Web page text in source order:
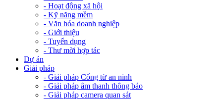
- Hoạt động xã hội
- Kỹ năng mềm
- Văn hóa doanh nghiệp
- Giới thiệu
- Tuyển dụng
- Thư mời hợp tác
Dự án
Giải pháp
- Giải pháp Cổng từ an ninh
- Giải pháp âm thanh thông báo
- Giải pháp camera quan sát